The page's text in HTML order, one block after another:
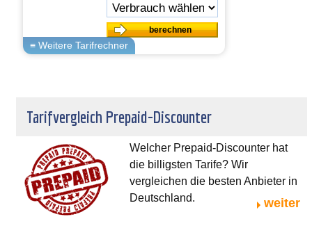
Tarifvergleich Prepaid-Discounter
Welcher Prepaid-Discounter hat
die billigsten Tarife? Wir
vergleichen die besten Anbieter in
Deutschland.
weiter